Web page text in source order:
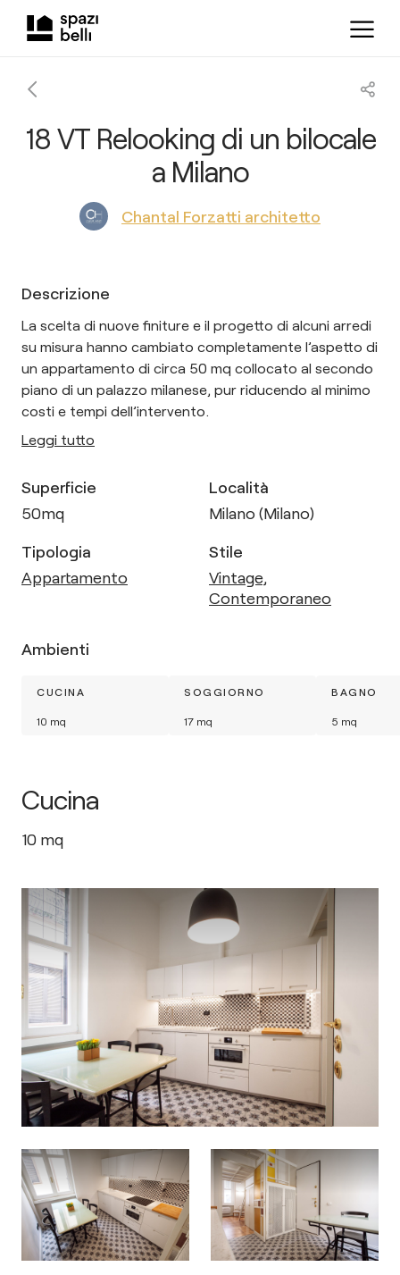
18 VT Relooking di un bilocale
a Milano
Chantal Forzatti architetto
Descrizione
La scelta di nuove finiture e il progetto di alcuni arredi
su misura hanno cambiato completamente l’aspetto di
un appartamento di circa 50 mq collocato al secondo
piano di un palazzo milanese, pur riducendo al minimo
costi e tempi dell’intervento.
Leggi tutto
Superficie
50mq
Località
Milano (Milano)
Tipologia
Appartamento
Stile
Vintage,
Contemporaneo
Ambienti
CUCINA
10 mq
SOGGIORNO
17 mq
BAGNO
5 mq
Cucina
10 mq